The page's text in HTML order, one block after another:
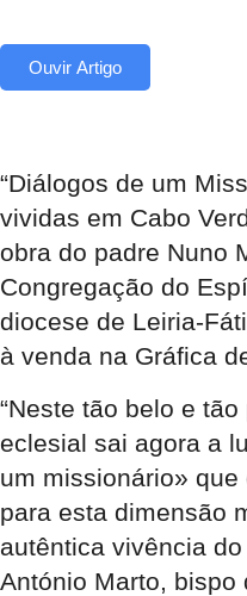
Ouvir Artigo
“Diálogos de um
vividas em Cabo
obra do padre Nuno
Congregação do
diocese de Leiria-
à venda na Gráfica
“Neste tão belo e
eclesial sai agora a
um missionário»
para esta dimensão
autêntica vivência do
António Marto, bispo